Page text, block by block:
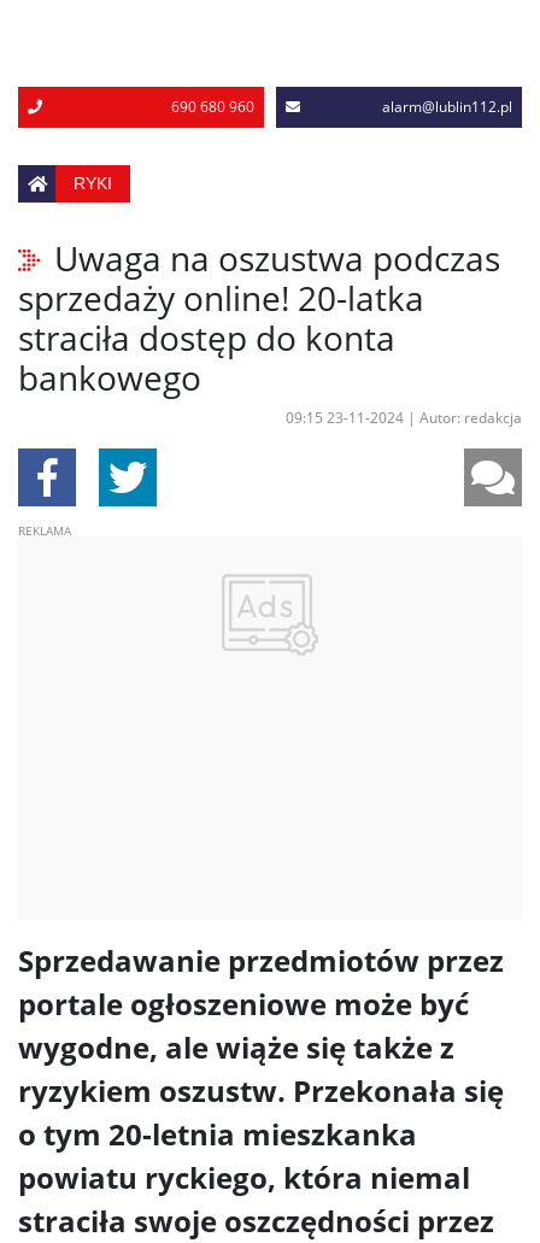
690 680 960 alarm@lublin112.pl
RYKI
Uwaga na oszustwa podczas
sprzedaży online! 20-latka
straciła dostęp do konta
bankowego
09:15 23-11-2024 | Autor: redakcja
Sprzedawanie przedmiotów przez
portale ogłoszeniowe może być
wygodne, ale wiąże się także z
ryzykiem oszustw. Przekonała się
o tym 20-letnia mieszkanka
powiatu ryckiego, która niemal
straciła swoje oszczędności przez